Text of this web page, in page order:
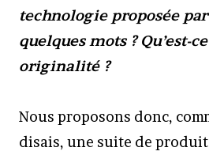
technologie proposée
quelques mots ? Qu’est-
originalité ?
Nous proposons donc,
disais, une suite de